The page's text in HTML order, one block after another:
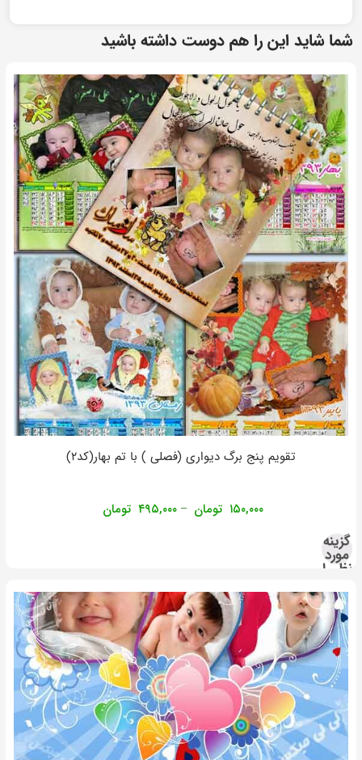
شما شاید این را هم دوست داشته باشید
تقویم پنج برگ دیواری (فصلی ) با تم بهار(کد۲)
۱۵۰,۰۰۰ تومان – ۴۹۵,۰۰۰ تومان
گزینه
مورد
نظر را
کنید